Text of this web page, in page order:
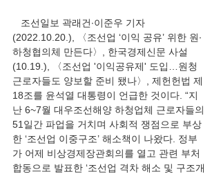
(2022.10.20.), 〈조선업 ‘이익 공유’ 위한 원∙
하청협의체 만든다〉, 한국경제신문 사설
(10.19.), 〈조선업 '이익공유제' 도입…원청
근로자들도 양보할 준비 됐나〉, 제헌헌법 제
18조를 윤석열 대통령이 언급한 것이다. “지
난 6~7월 대우조선해양 하청업체 근로자들의
51일간 파업을 거치며 사회적 쟁점으로 부상
한 ‘조선업 이중구조’ 해소책이 나왔다. 정부
가 어제 비상경제장관회의를 열고 관련 부처
합동으로 발표한 ‘조선업 격차 해소 및 구조개